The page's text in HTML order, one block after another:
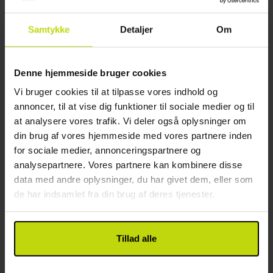
Samtykke Detaljer Om
Denne hjemmeside bruger cookies
Vi bruger cookies til at tilpasse vores indhold og
annoncer, til at vise dig funktioner til sociale medier og til
at analysere vores trafik. Vi deler også oplysninger om
din brug af vores hjemmeside med vores partnere inden
for sociale medier, annonceringspartnere og
analysepartnere. Vores partnere kan kombinere disse
data med andre oplysninger, du har givet dem, eller som
de har indsamlet fra din brug af deres tjenester.
Tillad alle
Hyggelig ferie centralt i Fredrikshavn
Hotel Jutlandia
Frederikshavn
Inkl. 1 x 2-retters menu hos Moby Dick
1x overnatning
1x morgenbuffet
1x 2-retters menu
1x 1 velkomstdrink
1x kaffe to go
Se alt, der er inkluderet
FÅ TILBAGE
Aug pp849,-
I alt 1698,-
FÅ TILBAGE
Sep pp 849,-
I alt 1698,-
FÅ TILBAGE
Okt
Se mere
49%